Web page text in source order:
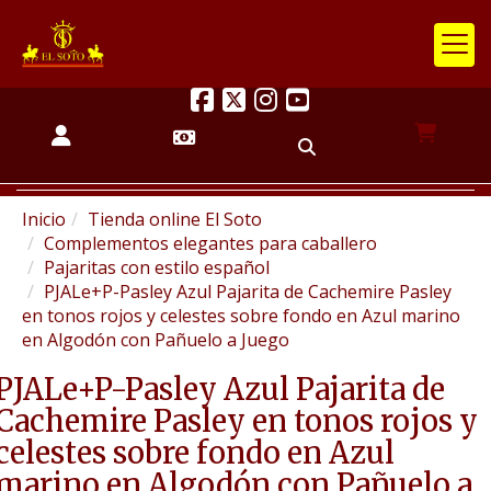
Inicio
Tienda online El Soto
Complementos elegantes para caballero
Pajaritas con estilo español
PJALe+P-Pasley Azul Pajarita de Cachemire Pasley
en tonos rojos y celestes sobre fondo en Azul marino
en Algodón con Pañuelo a Juego
Pasley Azul Pajarita de
Pasley en tonos rojos y
sobre fondo en Azul